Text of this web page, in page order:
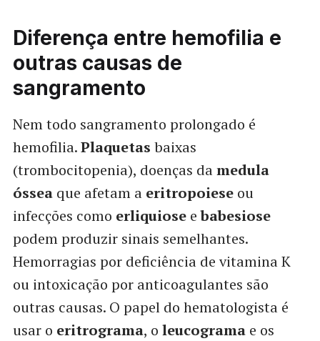
Diferença entre hemofilia e
outras causas de
sangramento
Nem todo sangramento prolongado é
hemofilia.Plaquetas baixas
(trombocitopenia), doenças damedula
ósseaque afetam a eritropoieseou
infecções como erliquioseebabesiose
podem produzir sinais semelhantes.
Hemorragias por deficiência de vitamina K
ou intoxicação por anticoagulantes são
outras causas. O papel do hematologista é
usar o eritrograma, o leucogramae os